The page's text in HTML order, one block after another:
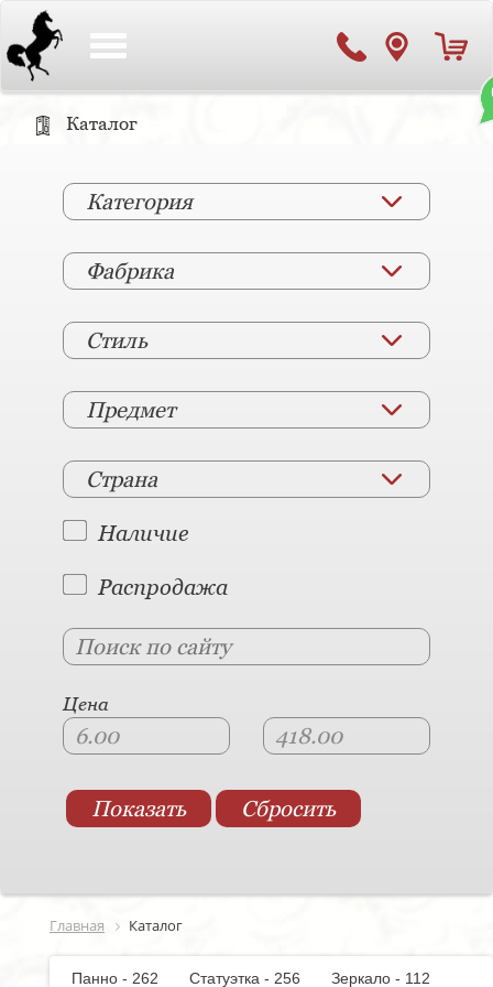
Каталог
Категория
Фабрика
Стиль
Предмет
Страна
Наличие
Распродажа
Цена
Главная Каталог
Панно - 262 Статуэтка - 256
Зеркало - 112